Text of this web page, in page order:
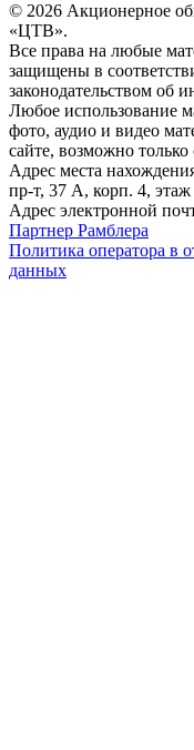
© 2026 Акционерное
«ЦТВ».
Все права на любые
защищены в
законодательством об
Любое использование
фото, аудио и видео
сайте, возможно
Адрес места
пр-т, 37 А, корп. 4,
Адрес электронной
Партнер Рамблера
Политика оператора в
данных